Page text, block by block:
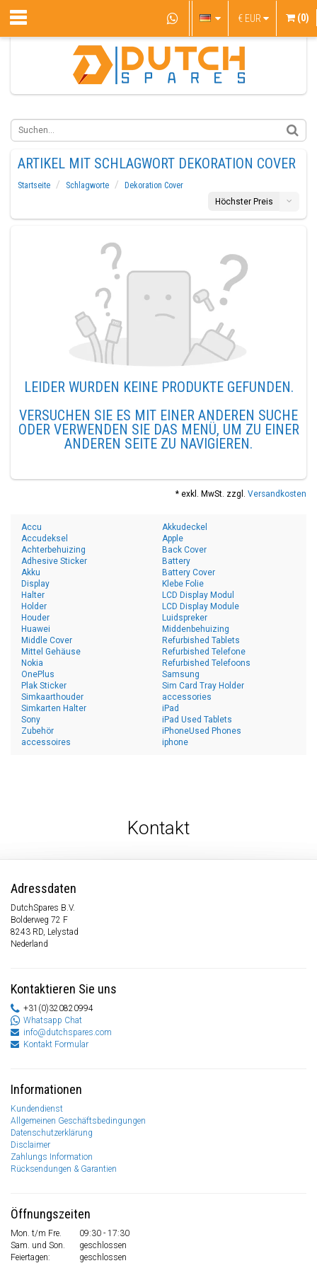
€ EUR (0)
ARTIKEL MIT SCHLAGWORT DEKORATION COVER
Startseite Schlagworte
Dekoration Cover
Höchster Preis
LEIDER WURDEN KEINE PRODUKTE GEFUNDEN.
VERSUCHEN SIE ES MIT EINER ANDEREN SUCHE
ODER VERWENDEN SIE DAS MENÜ, UM ZU EINER
ANDEREN SEITE ZU NAVIGIEREN.
* exkl. MwSt. zzgl. Versandkosten
Accu
Accudeksel
Achterbehuizing
Adhesive Sticker
Akku
Akkudeckel
Apple
Back Cover
Battery
Battery Cover
Display
Halter
Holder
Houder
Huawei
Klebe Folie
LCD Display Modul
LCD Display Module
Luidspreker
Middenbehuizing
Middle Cover
Mittel Gehäuse
Nokia
OnePlus
Plak Sticker
Refurbished Tablets
Refurbished Telefone
Refurbished Telefoons
Samsung
Sim Card Tray Holder
Simkaarthouder
Simkarten Halter
Sony
Zubehör
accessoires
accessories
iPad
iPad Used Tablets
iPhoneUsed Phones
iphone
Kontakt
Adressdaten
DutchSpares B.V.
Bolderweg 72 F
8243 RD, Lelystad
Nederland
Kontaktieren Sie uns
+31(0)320820994
Whatsapp Chat
info@dutchspares.com
Kontakt Formular
Informationen
Kundendienst
Allgemeinen Geschäftsbedingungen
Datenschutzerklärung
Disclaimer
Zahlungs Information
Rücksendungen & Garantien
Öffnungszeiten
Mon. t/m Fre.
09:30 - 17:30
Sam. und Son.
geschlossen
Feiertagen:
geschlossen